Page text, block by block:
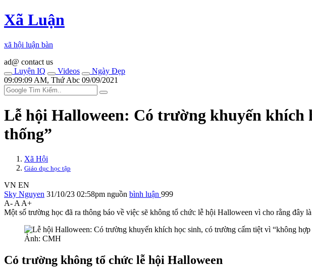
Xã Luận
xã hội luận bàn
ad@ contact us
Luyện IQ
Videos
Ngày Đẹp
09:09:09 AM, Thứ Abc 09/09/2021
Lễ hội Halloween: Có trường khuyến
thống”
Xã Hội
Giáo dục học tập
VN EN
Sky Nguyen 31/10/23 02:58pm nguồn bình luận 999
A- A A+
Một số trường học đã ra thông báo về việc sẽ không tổ chức lễ hội Halloween vì cho rằng
Ảnh: CMH
Có trường không tổ chức lễ hội Halloween